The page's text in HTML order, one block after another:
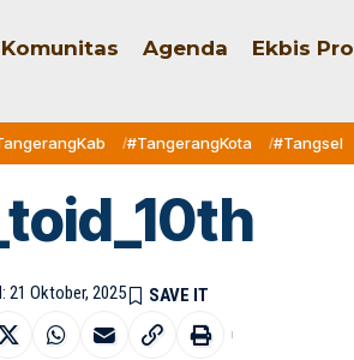
Komunitas Agenda Ekbis Pro
#TangerangKota #Tangsel
21 Oktober, 2025